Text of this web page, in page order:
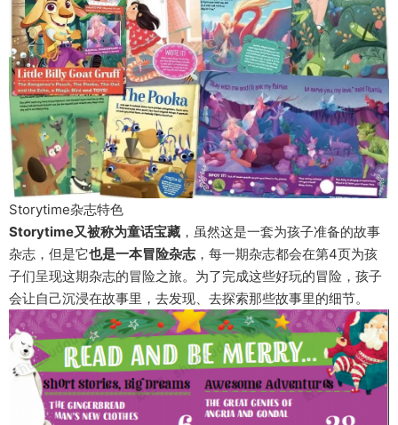
Storytime杂志特色
Storytime又被称为童话宝藏 ，虽然这是一套为孩子准备的故事
杂志，但是它也是一本冒险杂志，每一期杂志都会在第4页为孩
子们呈现这期杂志的冒险之旅。为了完成这些好玩的冒险，孩子
会让自己沉浸在故事里，去发现、去探索那些故事里的细节。